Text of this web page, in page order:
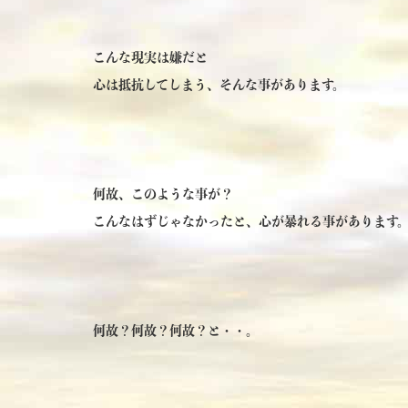
こんな現実は嫌だと
心は抵抗してしまう、そんな事があります。
何故、このような事が？
こんなはずじゃなかったと、心が暴れる事があります
何故？何故？何故？と・・。